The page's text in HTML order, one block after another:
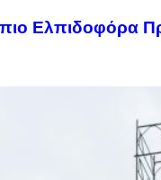
Ελπιδοφόρα